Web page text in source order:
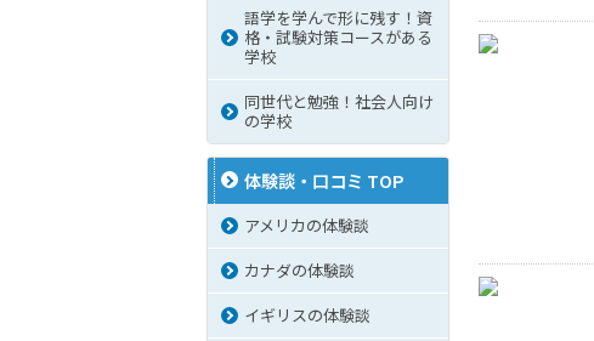
語学を学んで形に残す！資
格・試験対策コースがある
学校
同世代と勉強！社会人向け
の学校
体験談・口コミ TOP
アメリカの体験談
カナダの体験談
イギリスの体験談